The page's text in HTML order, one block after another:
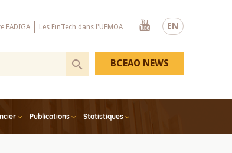
EN
FADIGA Les FinTech dans l'UEMOA
Youtube
Publications Statistiques
BCEAO NEWS